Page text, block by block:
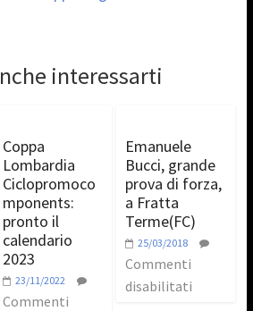
interessarti
Coppa
Lombardia
Ciclopromoco
mponents:
pronto il
calendario
2023
23/11/2022
Commenti
Emanuele
Bucci, grande
prova di forza,
a Fratta
Terme(FC)
25/03/2018
Commenti
disabilitati